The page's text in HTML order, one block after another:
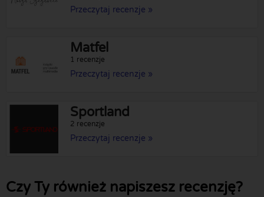
Przeczytaj recenzje »
Matfel
1 recenzje
Przeczytaj recenzje »
Sportland
2 recenzje
Przeczytaj recenzje »
Czy Ty również napiszesz recenzję?